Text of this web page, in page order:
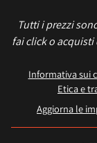
Tutti i prezzi
fai click o
Informativa sui
Etica e
Aggiorna le